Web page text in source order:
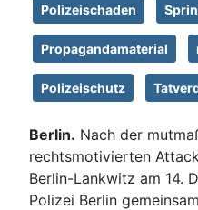
Polizeischaden
Propagandamaterial
Polizeischutz
Berlin. Nach der
rechtsmotivierten
Berlin-Lankwitz am 14.
Polizei Berlin